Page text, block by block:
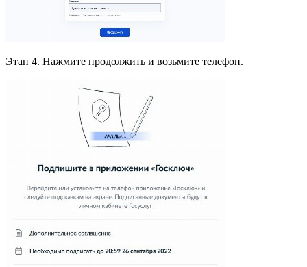
Этап 4. Нажмите продолжить и возьмите телефон.